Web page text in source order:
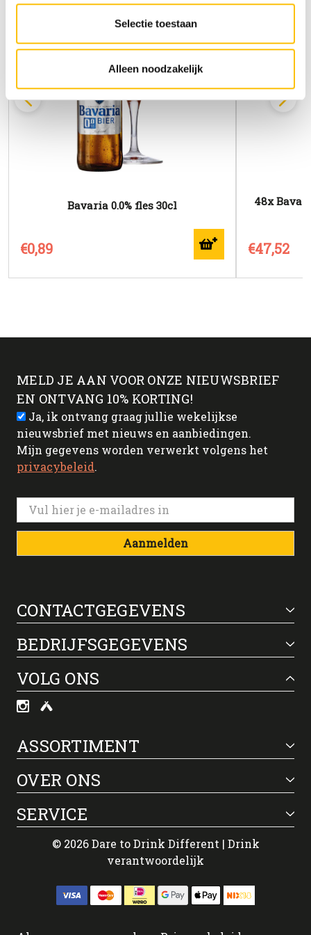
Selectie toestaan
Alleen noodzakelijk
Bavaria 0.0% fles 30cl
€0,89
48x
€47,52
MELD JE AAN VOOR ONZE NIEUWSBRIEF
EN ONTVANG 10% KORTING!
Ja, ik ontvang graag jullie wekelijkse
nieuwsbrief met nieuws en aanbiedingen.
Mijn gegevens worden verwerkt volgens het
privacybeleid.
Aanmelden
CONTACTGEGEVENS
BEDRIJFSGEGEVENS
VOLG ONS
ASSORTIMENT
OVER ONS
SERVICE
© 2026 Dare to Drink Different | Drink
verantwoordelijk